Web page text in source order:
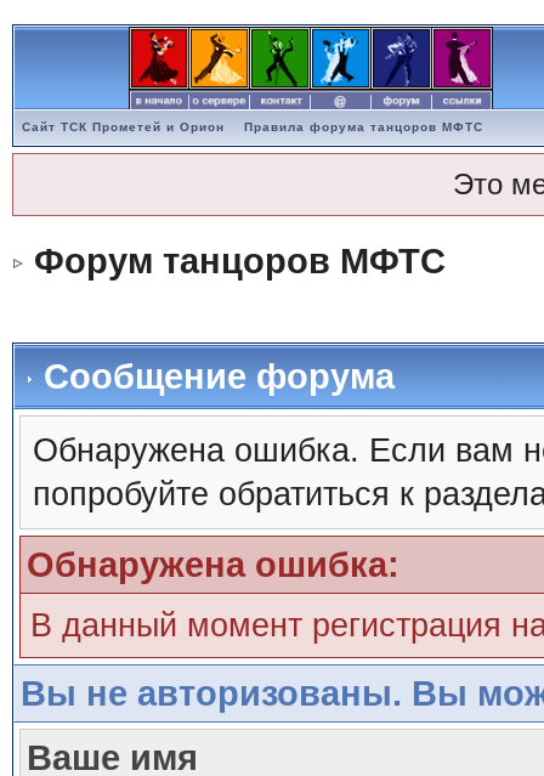
Сайт ТСК Прометей и Орион Правила форума танцоров МФТС
Это
Форум танцоров МФТС
Сообщение форума
Обнаружена ошибка. Если вам
попробуйте обратиться к
Обнаружена ошибка:
В данный момент регистрация
Вы не авторизованы. Вы
Ваше имя